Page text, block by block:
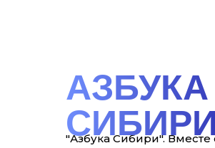
"Азбука Сибири".
АЗБУКА
СИБИРИ